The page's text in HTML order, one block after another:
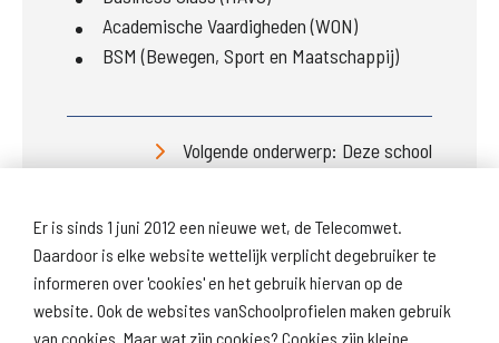
Er is sinds 1 juni 2012 een nieuwe wet, de Telecomwet.
Daardoor is elke website wettelijk verplicht degebruiker te
informeren over 'cookies' en het gebruik hiervan op de
website. Ook de websites vanSchoolprofielen maken gebruik
van cookies. Maar wat zijn cookies? Cookies zijn kleine
Academische Vaardigheden (WON)
BSM (Bewegen, Sport en Maatschappij)
Volgende onderwerp: Deze school